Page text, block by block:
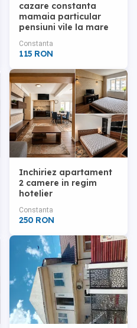
cazare constanta
mamaia particular
pensiuni vile la mare
plaja ieftin oferte
hotel
Constanta
115 RON
Inchiriez apartament
2 camere in regim
hotelier
Constanta
250 RON